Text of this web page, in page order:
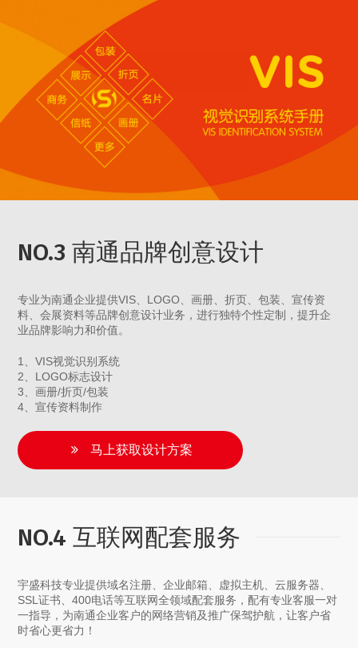
NO.3 南通品牌创意设计
专业为南通企业提供VIS、LOGO、画册、折页、包装、宣传资
料、会展资料等品牌创意设计业务，进行独特个性定制，提升企
业品牌影响力和价值。
1、VIS视觉识别系统
2、LOGO标志设计
3、画册/折页/包装
4、宣传资料制作
马上获取设计方案
NO.4 互联网配套服务
宇盛科技专业提供域名注册、企业邮箱、虚拟主机、云服务器、
SSL证书、400电话等互联网全领域配套服务，配有专业客服一对
一指导，为南通企业客户的网络营销及推广保驾护航，让客户省
时省心更省力！